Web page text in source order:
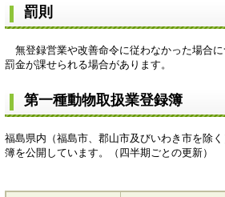
罰則
無登録営業や改善命令に従わなかった場合
罰金が課せられる場合があります。
第一種動物取扱業登録簿
福島県内（福島市、郡山市及びいわき市を除
簿を公開しています。（四半期ごとの更新）